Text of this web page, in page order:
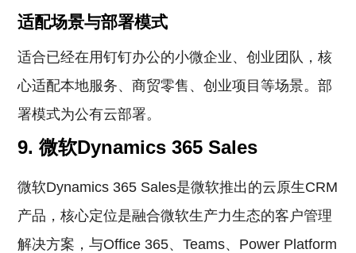
适配场景与部署模式
适合已经在用钉钉办公的小微企业、创业团队，核
心适配本地服务、商贸零售、创业项目等场景。部
署模式为公有云部署。
9. 微软Dynamics 365 Sales
微软Dynamics 365 Sales是微软推出的云原生CRM
产品，核心定位是融合微软生产力生态的客户管理
解决方案，与Office 365、Teams、Power Platform